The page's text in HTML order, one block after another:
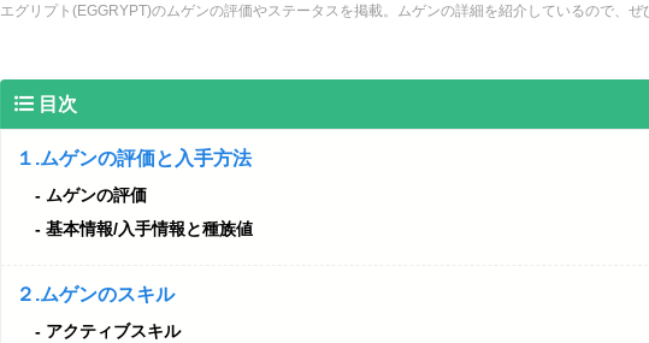
エグリプト(EGGRYPT)のムゲンの評価やステータスを掲載。ムゲンの詳細を紹介しているので、ぜ
目次
１.ムゲンの評価と入手方法
ムゲンの評価
基本情報/入手情報と種族値
２.ムゲンのスキル
アクティブスキル